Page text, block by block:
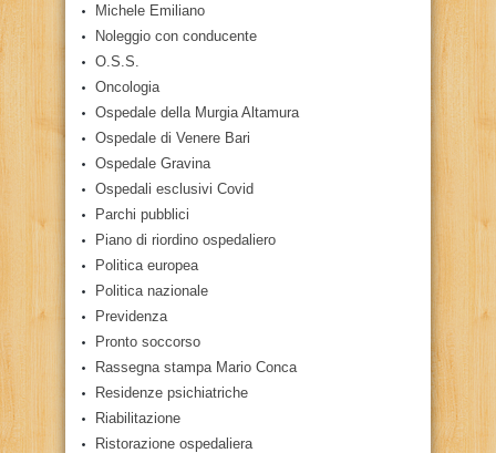
Michele Emiliano
Noleggio con conducente
O.S.S.
Oncologia
Ospedale della Murgia Altamura
Ospedale di Venere Bari
Ospedale Gravina
Ospedali esclusivi Covid
Parchi pubblici
Piano di riordino ospedaliero
Politica europea
Politica nazionale
Previdenza
Pronto soccorso
Rassegna stampa Mario Conca
Residenze psichiatriche
Riabilitazione
Ristorazione ospedaliera